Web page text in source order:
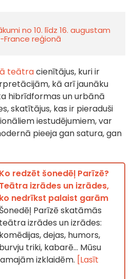
no 10. līdz 16. augustam
France reģionā
teātracienītājus, kuri ir
kā arī jaunāku
hibrīdformas un urbānā
skatītājus, kas ir pieraduši
iestudējumiem, var
pieeja gan satura, gan
Ko redzēt šonedēļ Parīzē?
Teātra izrādes un izrādes,
ko nedrīkst palaist garām
Šonedēļ Parīzē skatāmās
teātra izrādes un izrādes:
komēdijas, dejas, humors,
burvju triki, kabarē... Mūsu
izklaidēm. [Lasīt